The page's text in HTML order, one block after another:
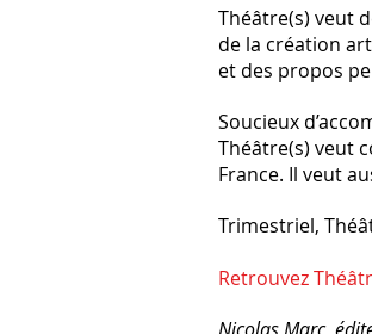
Théâtre(s) veut
de la création
et des propos
Soucieux
Théâtre(s) veut
France. Il veut
Trimestriel,
Retrouvez